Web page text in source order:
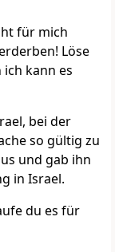
für mich
Löse
kann es
bei der
so gültig zu
und gab ihn
in Israel.
du es für